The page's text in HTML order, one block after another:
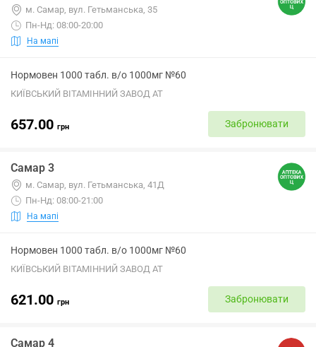
м. Самар, вул. Гетьманська, 35
Пн-Нд: 08:00-20:00
На мапі
Нормовен 1000 табл. в/о 1000мг №60
КИЇВСЬКИЙ ВІТАМІННИЙ ЗАВОД АТ
657.00 грн Забронювати
Самар 3
м. Самар, вул. Гетьманська, 41Д
Пн-Нд: 08:00-21:00
На мапі
Нормовен 1000 табл. в/о 1000мг №60
КИЇВСЬКИЙ ВІТАМІННИЙ ЗАВОД АТ
621.00 грн Забронювати
Самар 4